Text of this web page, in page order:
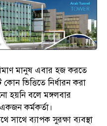
মানুষ এবার হজ করতে
ভিত্তিতে নির্ধারন করা
হয়নি বলে মঙ্গলবার
একজন কর্মকর্তা।
সাথে ব্যাপক সুরক্ষা ব্যবস্থা